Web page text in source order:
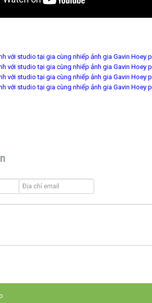
với studio tại gia cùng nhiếp ảnh gia Gavin Hoey
với studio tại gia cùng nhiếp ảnh gia Gavin Hoey
với studio tại gia cùng nhiếp ảnh gia Gavin Hoey
với studio tại gia cùng nhiếp ảnh gia Gavin Hoey